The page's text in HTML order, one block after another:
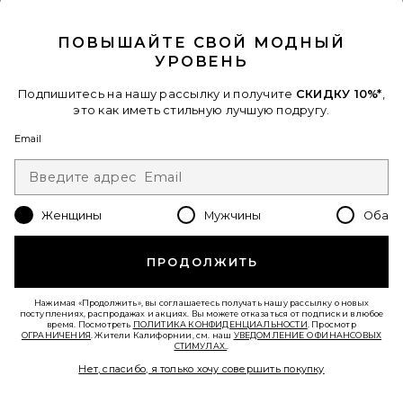
ТОП TULIP KISS
Anna October
$221 Previous price:
$450
ПОВЫШАЙТЕ СВОЙ МОДНЫЙ
УРОВЕНЬ
Подпишитесь на нашу рассылку и получите СКИДКУ 10%*
это как иметь стильную лучшую подругу.
Email
Женщины Мужчины Оба
ПРОДОЛЖИТЬ
Нажимая «Продолжить», вы соглашаетесь получать нашу рассылку о новых
поступлениях, распродажах и акциях. Вы можете отказаться от подписки в любое
время. Посмотреть ПОЛИТИКА КОНФИДЕНЦИАЛЬНОСТИ . Просмотр
ОГРАНИЧЕНИЯ . Жители Калифорнии, см. наш УВЕДОМЛЕНИЕ О ФИНАНСОВЫХ
СТИМУЛАХ.
Нет, спасибо, я только хочу совершить покупку